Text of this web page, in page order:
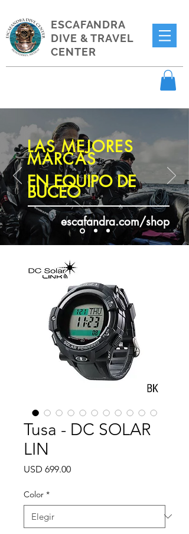
ESCAFANDRA
DIVE & TRAVEL
CENTER
Tusa - DC SOLAR
LIN
USD 699.00Precio
Color *
LAS MEJORES
MARCAS
EN EQUIPO DE
BUCEO
escafandra.com/shop